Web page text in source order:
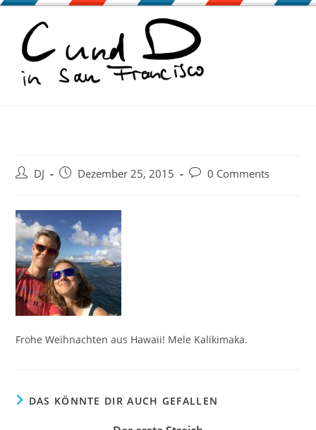
Zum
springen
Beitrags-
DJ
BeitragDezember 25, 2015
Beitrags-
0 Comments
Frohe Weihnachten aus Hawaii! Mele Kalikimaka.
DAS KÖNNTE DIR AUCH GEFALLEN